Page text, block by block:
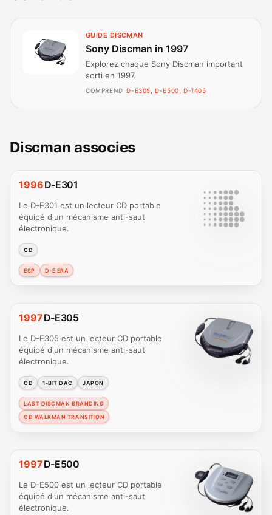
GUIDE DISCMAN
Sony Discman in 1997
Explorez chaque Sony Discman important
sorti en 1997.
COMPREND D-E305, D-E500, D-T405
Discman associes
1996D-E301
Le D-E301 est un lecteur CD portable
équipé d'un mécanisme anti-saut
électronique.
CD
ESP D-E ERA
1997D-E305
Le D-E305 est un lecteur CD portable
équipé d'un mécanisme anti-saut
électronique.
CD 1-BIT DAC JAPON
LAST DISCMAN BRANDING
CD WALKMAN TRANSITION
1997D-E500
Le D-E500 est un lecteur CD portable
équipé d'un mécanisme anti-saut
électronique.